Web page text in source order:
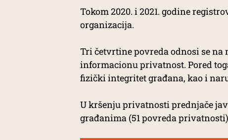
Tokom 2020. i 2021. godine
organizacija.
Tri četvrtine povreda odnosi se
informacionu privatnost. Pored
fizički integritet građana, kao i
U kršenju privatnosti prednjače
građanima (51 povreda